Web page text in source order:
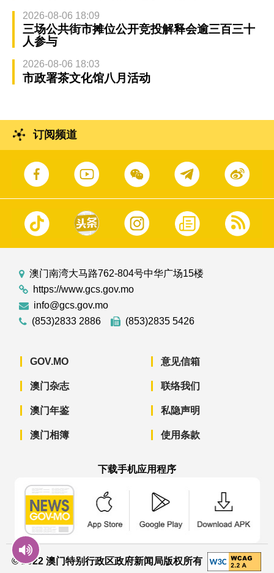
2026-08-06 18:09
三场公共街市摊位公开竞投解释会逾三百三十
人参与
2026-08-06 18:03
市政署茶文化馆八月活动
订阅频道
澳门南湾大马路762-804号中华广场15楼
https://www.gcs.gov.mo
info@gcs.gov.mo
(853)2833 2886
(853)2835 5426
GOV.MO
澳门杂志
澳门年鉴
澳门相簿
意见信箱
联络我们
私隐声明
使用条款
下载手机应用程序
© 2022 澳门特别行政区政府新闻局版权所有